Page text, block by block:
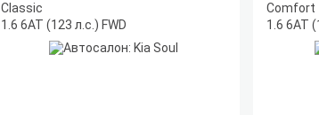
Classic
1.6 6АТ (123 л.с.) FWD
Comfort
1.6 6АТ